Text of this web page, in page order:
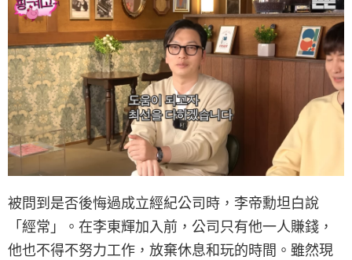
被問到是否後悔過成立經紀公司時，李帝勳坦白說
「經常」。在李東輝加入前，公司只有他一人賺錢，
他也不得不努力工作，放棄休息和玩的時間。雖然現